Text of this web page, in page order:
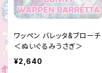
ワッペン バレッタ&ブローチ
＜ぬいぐるみうさぎ＞
¥2,640